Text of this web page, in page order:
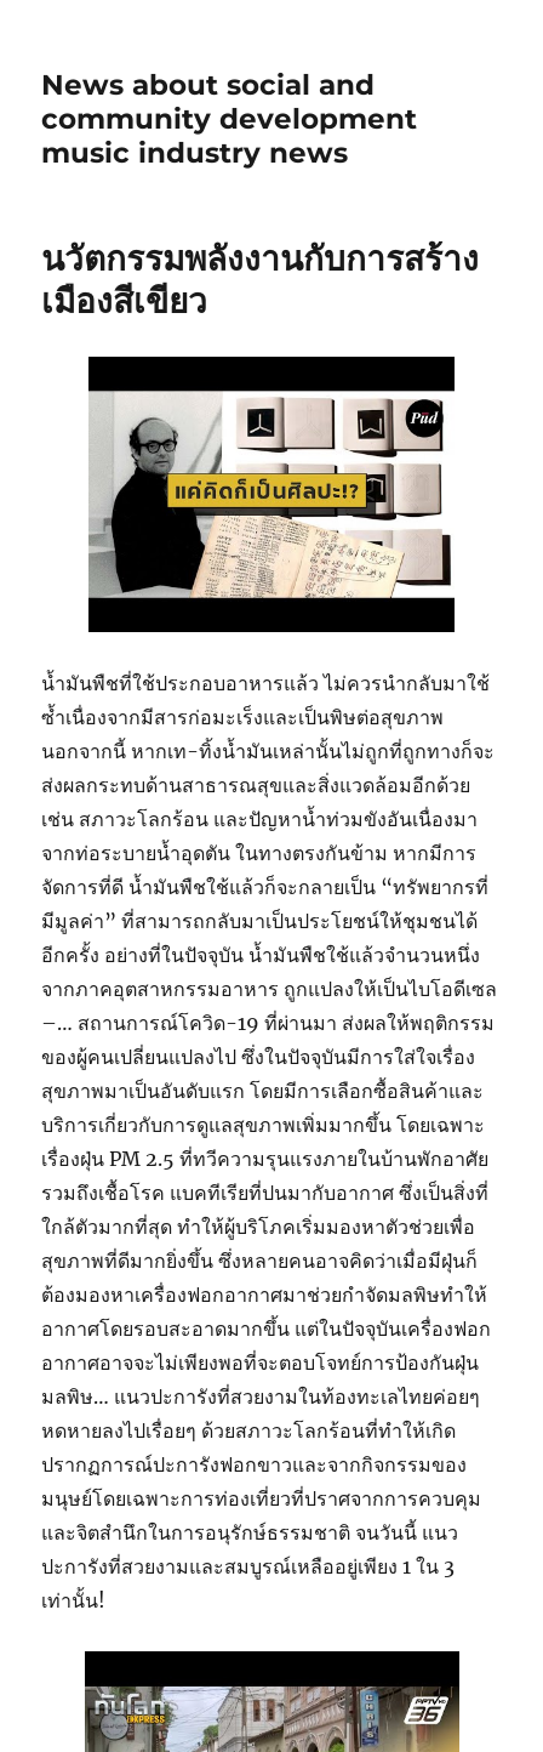
News about social and
community development
music industry news
นวัตกรรมพลังงานกับการสร้าง
เมืองสีเขียว
น้ำมันพืชที่ใช้ประกอบอาหารแล้ว ไม่ควรนำกลับมาใช้
ซ้ำเนื่องจากมีสารก่อมะเร็งและเป็นพิษต่อสุขภาพ
นอกจากนี้ หากเท-ทิ้งน้ำมันเหล่านั้นไม่ถูกที่ถูกทางก็จะ
ส่งผลกระทบด้านสาธารณสุขและสิ่งแวดล้อมอีกด้วย
เช่น สภาวะโลกร้อน และปัญหาน้ำท่วมขังอันเนื่องมา
จากท่อระบายน้ำอุดตัน ในทางตรงกันข้าม หากมีการ
จัดการที่ดี น้ำมันพืชใช้แล้วก็จะกลายเป็น “ทรัพยากรที่
มีมูลค่า” ที่สามารถกลับมาเป็นประโยชน์ให้ชุมชนได้
อีกครั้ง อย่างที่ในปัจจุบัน น้ำมันพืชใช้แล้วจำนวนหนึ่ง
จากภาคอุตสาหกรรมอาหาร ถูกแปลงให้เป็นไบโอดีเซล
–… สถานการณ์โควิด-19 ที่ผ่านมา ส่งผลให้พฤติกรรม
ของผู้คนเปลี่ยนแปลงไป ซึ่งในปัจจุบันมีการใส่ใจเรื่อง
สุขภาพมาเป็นอันดับแรก โดยมีการเลือกซื้อสินค้าและ
บริการเกี่ยวกับการดูแลสุขภาพเพิ่มมากขึ้น โดยเฉพาะ
เรื่องฝุ่น PM 2.5 ที่ทวีความรุนแรงภายในบ้านพักอาศัย
รวมถึงเชื้อโรค แบคทีเรียที่ปนมากับอากาศ ซึ่งเป็นสิ่งที่
ใกล้ตัวมากที่สุด ทำให้ผู้บริโภคเริ่มมองหาตัวช่วยเพื่อ
สุขภาพที่ดีมากยิ่งขึ้น ซึ่งหลายคนอาจคิดว่าเมื่อมีฝุ่นก็
ต้องมองหาเครื่องฟอกอากาศมาช่วยกำจัดมลพิษทำให้
อากาศโดยรอบสะอาดมากขึ้น แต่ในปัจจุบันเครื่องฟอก
อากาศอาจจะไม่เพียงพอที่จะตอบโจทย์การป้องกันฝุ่น
มลพิษ… แนวปะการังที่สวยงามในท้องทะเลไทยค่อยๆ
หดหายลงไปเรื่อยๆ ด้วยสภาวะโลกร้อนที่ทำให้เกิด
ปรากฏการณ์ปะการังฟอกขาวและจากกิจกรรมของ
มนุษย์โดยเฉพาะการท่องเที่ยวที่ปราศจากการควบคุม
และจิตสำนึกในการอนุรักษ์ธรรมชาติ จนวันนี้ แนว
ปะการังที่สวยงามและสมบูรณ์เหลืออยู่เพียง 1 ใน 3
เท่านั้น!